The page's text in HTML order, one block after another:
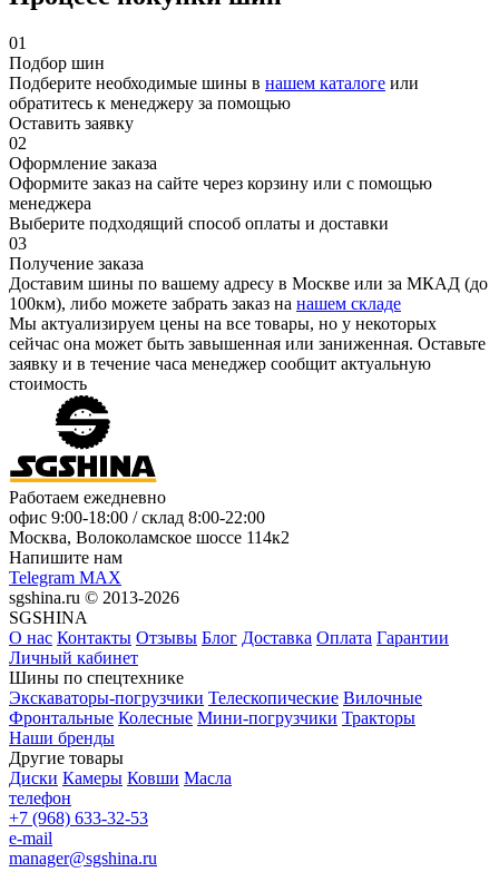
01
Подбор шин
Подберите необходимые шины в нашем каталоге или
обратитесь к менеджеру за помощью
Оставить заявку
02
Оформление заказа
Оформите заказ на сайте через корзину или с помощью
менеджера
Выберите подходящий способ оплаты и доставки
03
Получение заказа
Доставим шины по вашему адресу в Москве или за МКАД (до
100км), либо можете забрать заказ на нашем складе
Мы актуализируем цены на все товары, но у некоторых
сейчас она может быть завышенная или заниженная. Оставьте
заявку и в течение часа менеджер сообщит актуальную
стоимость
Работаем ежедневно
офис 9:00-18:00 / склад 8:00-22:00
Москва, Волоколамское шоссе 114к2
Напишите нам
Telegram MAX
sgshina.ru © 2013-2026
SGSHINA
О нас Контакты Отзывы Блог Доставка Оплата Гарантии
Личный кабинет
Шины по спецтехнике
Экскаваторы-погрузчики Телескопические Вилочные
Фронтальные Колесные Мини-погрузчики Тракторы
Наши бренды
Другие товары
Диски Камеры Ковши Масла
телефон
+7 (968) 633-32-53
e-mail
manager@sgshina.ru